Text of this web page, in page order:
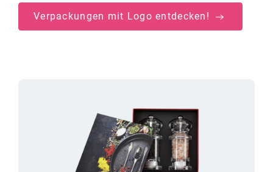
Verpackungen mit Logo entdecken!